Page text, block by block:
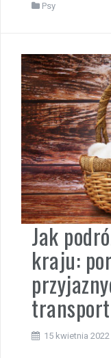
Psy
Jak
kraju:
15 kwietnia 2022